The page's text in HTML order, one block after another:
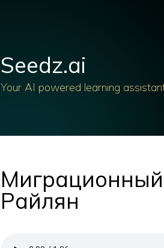
Seedz.ai
Your AI powered learning
Миграционный
Райлян